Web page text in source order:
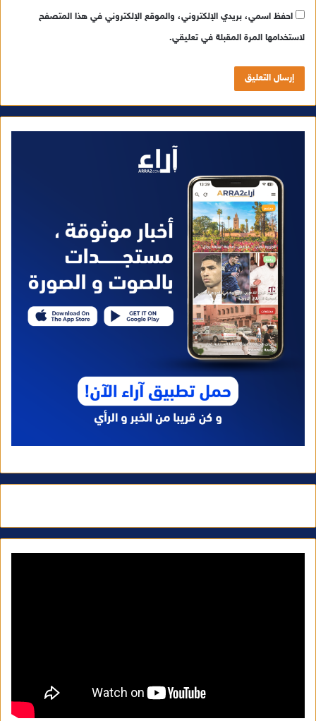
احفظ اسمي، بريدي الإلكتروني، والموقع الإلكتروني في هذا المتصفح
لاستخدامها المرة المقبلة في تعليقي.